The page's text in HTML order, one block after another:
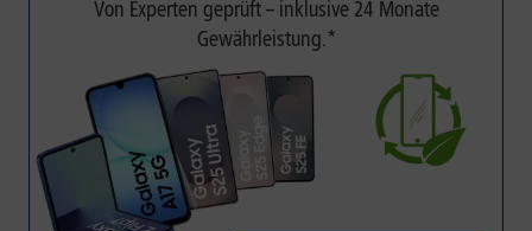
Von Experten geprüft – inklusive 24 Monate
Gewährleistung.*